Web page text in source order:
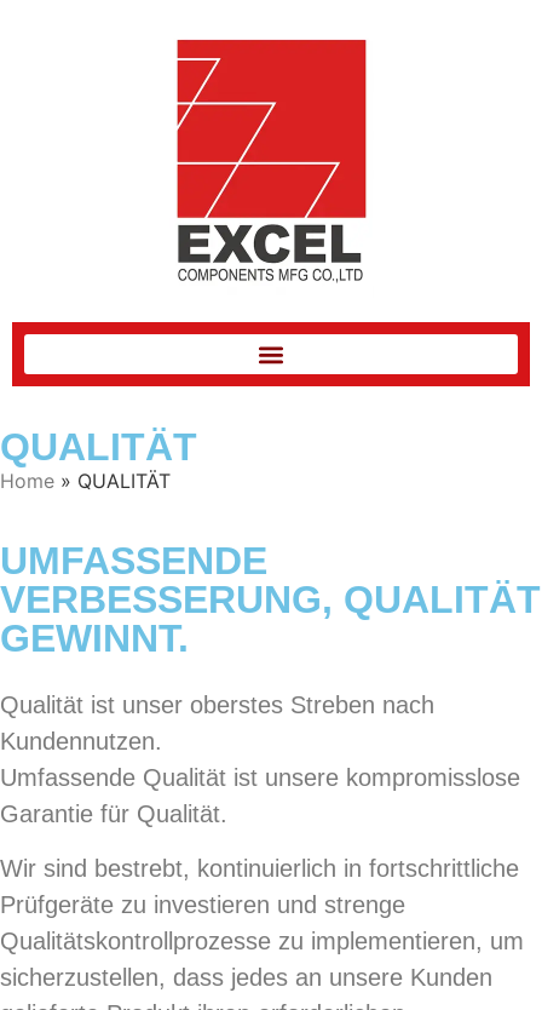
QUALITÄT
Home » QUALITÄT
UMFASSENDE
VERBESSERUNG, QUALITÄT
GEWINNT.
Qualität ist unser oberstes Streben nach
Kundennutzen.
Umfassende Qualität ist unsere kompromisslose
Garantie für Qualität.
Wir sind bestrebt, kontinuierlich in fortschrittliche
Prüfgeräte zu investieren und strenge
Qualitätskontrollprozesse zu implementieren, um
sicherzustellen, dass jedes an unsere Kunden